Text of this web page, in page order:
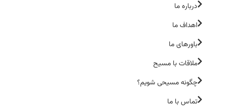
درباره ما
اهداف ما
باورهای ما
ملاقات با مسیح
چگونه مسیحی شویم؟
تماس با ما